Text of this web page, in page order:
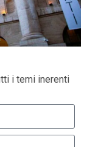
i temi inerenti